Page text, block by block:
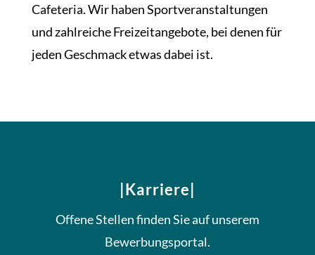
Cafeteria. Wir haben Sportveranstaltungen
und zahlreiche Freizeitangebote, bei denen für
jeden Geschmack etwas dabei ist.
|Karriere|
Offene Stellen finden Sie auf unserem
Bewerbungsportal.